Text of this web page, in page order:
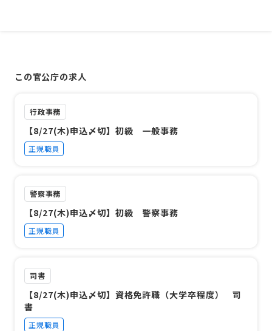
この官公庁の求人
行政事務
【8/27(木)申込〆切】初級 一般事務
正規職員
警察事務
【8/27(木)申込〆切】初級 警察事務
正規職員
司書
【8/27(木)申込〆切】資格免許職（大学卒程度） 司
書
正規職員